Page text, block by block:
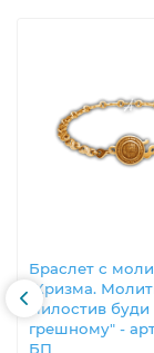
Браслет с
"Хризма.
милостив
грешному" -
БП